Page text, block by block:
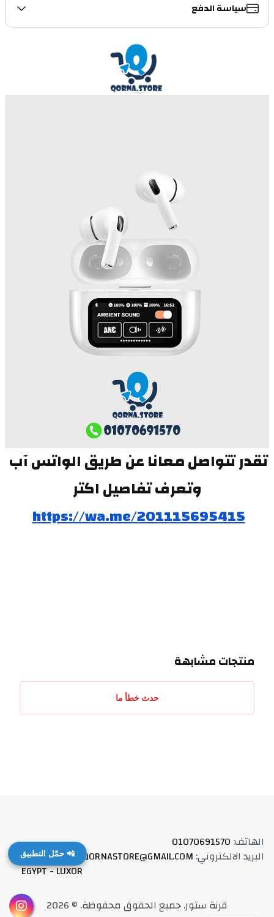
📲 حمّل التطبيق
سياسة الدفع
وتعرف تفاصيل اكتر
https://wa.me/201115695415
منتجات مشابهة
حدث خطأ ما
الهاتف:
01070691570
البريد الالكتروني:
QORNASTORE@GMAIL.COM العنوان:
EGYPT - LUXOR
قرنة ستور.جميع الحقوق محفوظة. ©
2026